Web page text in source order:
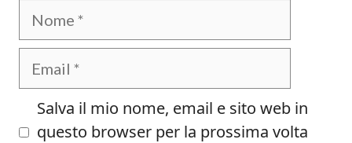
Nome
Email
Salva il mio nome, email e sito web in
questo browser per la prossima volta